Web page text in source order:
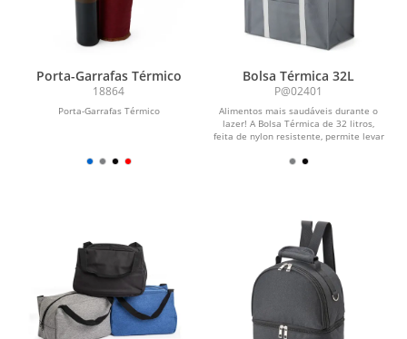
Porta-Garrafas Térmico
18864
Porta-Garrafas Térmico
Bolsa Térmica 32L
P@02401
Alimentos mais saudáveis durante o
lazer! A Bolsa Térmica de 32 litros,
feita de nylon resistente, permite levar